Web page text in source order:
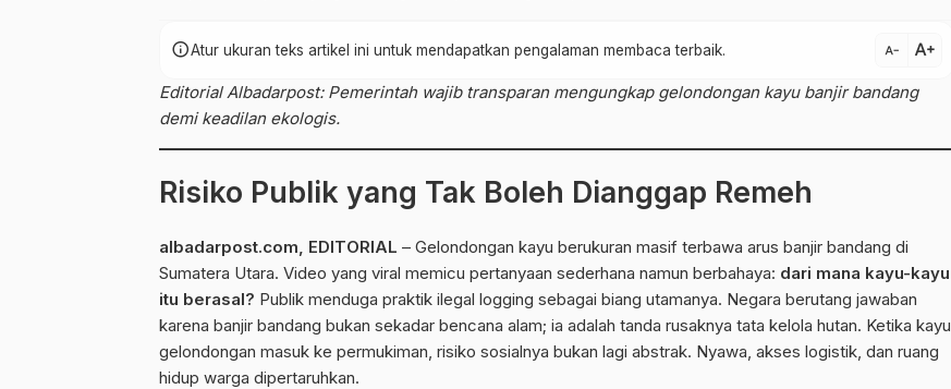
infoAtur ukuran teks artikel ini untuk mendapatkan pengalaman membaca terbaik. text_decrease text_increase
Editorial Albadarpost: Pemerintah wajib transparan mengungkap gelondongan kayu banjir bandang
demi keadilan ekologis.
Risiko Publik yang Tak Boleh Dianggap Remeh
albadarpost.com , EDITORIAL – Gelondongan kayu berukuran masif terbawa arus banjir bandang di
Sumatera Utara. Video yang viral memicu pertanyaan sederhana namun berbahaya: dari mana kayu-kayu
itu berasal? Publik menduga praktik ilegal logging sebagai biang utamanya. Negara berutang jawaban
karena banjir bandang bukan sekadar bencana alam; ia adalah tanda rusaknya tata kelola hutan. Ketika kayu
gelondongan masuk ke permukiman, risiko sosialnya bukan lagi abstrak. Nyawa, akses logistik, dan ruang
hidup warga dipertaruhkan.